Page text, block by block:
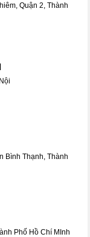
Quận 2, Thành
Bình Thạnh, Thành
Phố Hồ Chí MInh